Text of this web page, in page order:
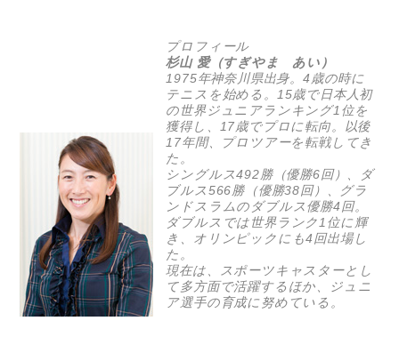
プロフィール
杉山 愛（すぎやま あい）
1975年神奈川県出身。4歳の時に
テニスを始める。15歳で日本人初
の世界ジュニアランキング1位を
獲得し、17歳でプロに転向。以後
17年間、プロツアーを転戦してき
た。
シングルス492勝（優勝6回）、ダ
ブルス566勝（優勝38回）、グラ
ンドスラムのダブルス優勝4回。
ダブルスでは世界ランク1位に輝
き、オリンピックにも4回出場し
た。
現在は、スポーツキャスターとし
て多方面で活躍するほか、ジュニ
ア選手の育成に努めている。